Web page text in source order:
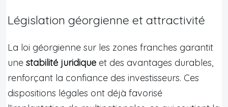
Législation géorgienne et attractivité
La loi géorgienne sur les zones franches garantit
une stabilité juridique et des avantages durables,
renforçant la confiance des investisseurs. Ces
dispositions légales ont déjà favorisé